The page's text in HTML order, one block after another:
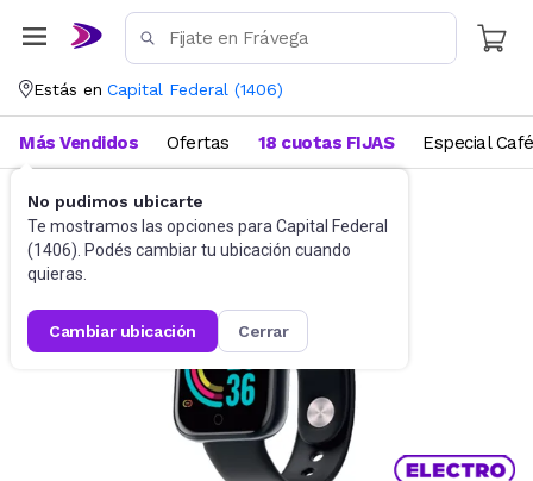
Estás en Capital Federal (1406)
No pudimos ubicarte
Te mostramos las opciones para Capital Federal
(1406). Podés cambiar tu ubicación cuando
quieras.
cambiar ubicación cerrar
Más Vendidos Ofertas 18 cuotas FIJAS Especial Café
Informática Smartwatch